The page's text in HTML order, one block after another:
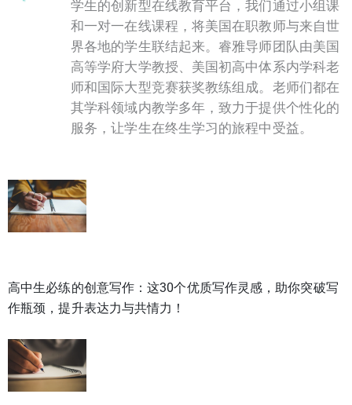
学生的创新型在线教育平台，我们通过小组课
和一对一在线课程，将美国在职教师与来自世
界各地的学生联结起来。睿雅导师团队由美国
高等学府大学教授、美国初高中体系内学科老
师和国际大型竞赛获奖教练组成。老师们都在
其学科领域内教学多年，致力于提供个性化的
服务，让学生在终生学习的旅程中受益。
高中生必练的创意写作：这30个优质写作灵感，助你突破写
作瓶颈，提升表达力与共情力！